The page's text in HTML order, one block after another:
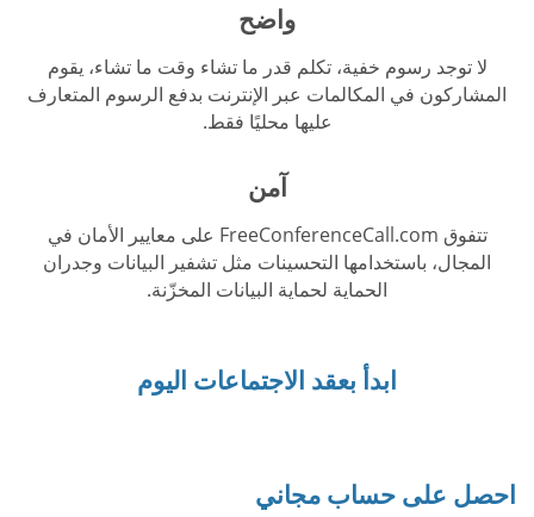
واضح
لا توجد رسوم خفية، تكلم قدر ما تشاء وقت ما تشاء، يقوم
المشاركون في المكالمات عبر الإنترنت بدفع الرسوم المتعارف
عليها محليًا فقط.
آمن
تتفوق FreeConferenceCall.com على معايير الأمان في
المجال، باستخدامها التحسينات مثل تشفير البيانات وجدران
الحماية لحماية البيانات المخزّنة.
ابدأ بعقد الاجتماعات اليوم
احصل على حساب مجاني